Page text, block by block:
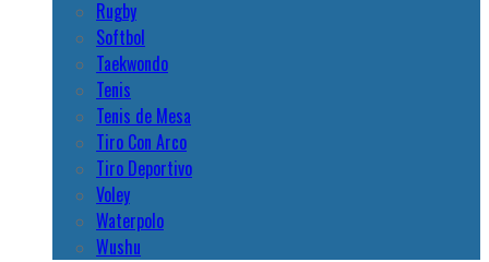
Rugby
Softbol
Taekwondo
Tenis
Tenis de Mesa
Tiro Con Arco
Tiro Deportivo
Voley
Waterpolo
Wushu